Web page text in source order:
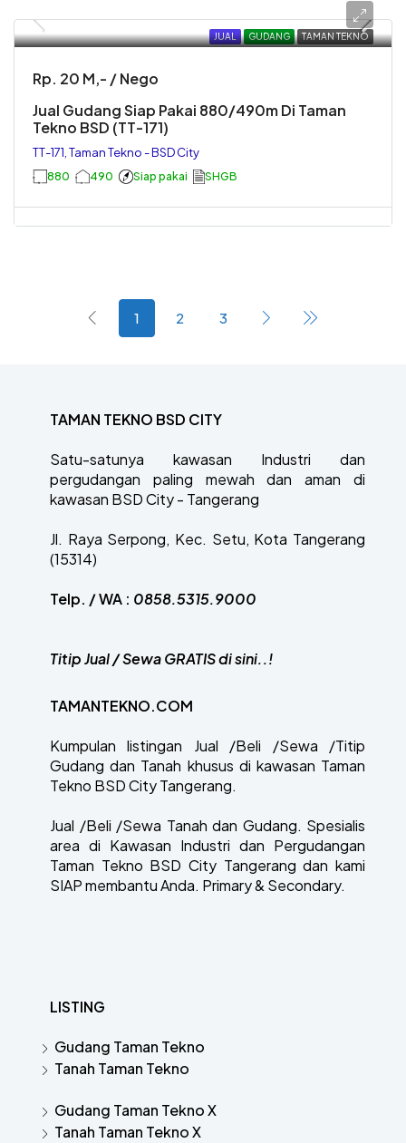
JUAL GUDANG TAMAN TEKNO
Rp. 20 M,- / Nego
Jual Gudang Siap Pakai 880/490m Di Taman
Tekno BSD (TT-171)
TT-171, Taman Tekno - BSD City
880 490 Siap pakai SHGB
1 2 3
TAMAN TEKNO BSD CITY
Satu-satunya kawasan Industri dan
pergudangan paling mewah dan aman di
kawasan BSD City - Tangerang
Jl. Raya Serpong, Kec. Setu, Kota Tangerang
(15314)
Telp. / WA : 0858.5315.9000
Titip Jual / Sewa GRATIS di sini..!
TAMANTEKNO.COM
Kumpulan listingan Jual /Beli /Sewa /Titip
Gudang dan Tanah khusus di kawasan Taman
Tekno BSD City Tangerang.
Jual /Beli /Sewa Tanah dan Gudang. Spesialis
area di Kawasan Industri dan Pergudangan
Taman Tekno BSD City Tangerang dan kami
SIAP membantu Anda. Primary & Secondary.
LISTING
Gudang Taman Tekno
Tanah Taman Tekno
Gudang Taman Tekno X
Tanah Taman Tekno X